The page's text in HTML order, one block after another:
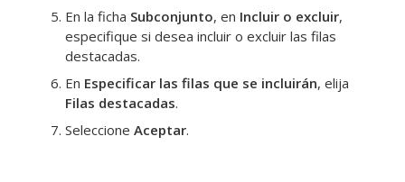
En la ficha Subconjunto, en Incluir o excluir,
especifique si desea incluir o excluir las filas
destacadas.
En Especificar las filas que se incluirán, elija
Filas destacadas.
Seleccione Aceptar.